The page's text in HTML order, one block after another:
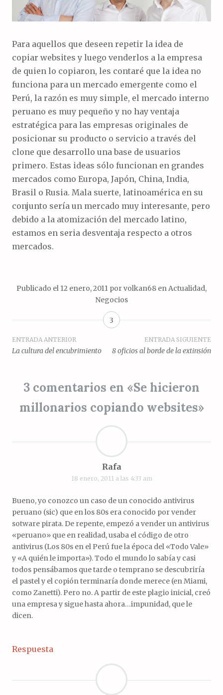
Para aquellos que deseen repetir la idea de
copiar websites y luego venderlos a la empresa
de quien lo copiaron, les contaré que la idea no
funciona para un mercado emergente como el
Perú, la razón es muy simple, el mercado interno
peruano es muy pequeño y no hay ventaja
estratégica para las empresas originales de
posicionar su producto o servicio a través del
clone que desarrollo una base de usuarios
primero. Estas ideas sólo funcionan en grandes
mercados como Europa, Japón, China, India,
Brasil o Rusia. Mala suerte, latinoamérica en su
conjunto sería un mercado muy interesante, pero
debido a la atomización del mercado latino,
estamos en seria desventaja respecto a otros
mercados.
Publicado el 12 enero, 2011 porvolkan68 enActualidad,
Negocios
3
Navegación
entradas
ENTRADA ANTERIOR
La cultura del encubrimiento
ENTRADA SIGUIENTE
8 oficios al borde de la extinsión
3 comentarios en «Se hicieron
millonarios copiando websites»
Rafa
18 enero, 2011 a las 4:33 am
Bueno, yo conozco un caso de un conocido antivirus
peruano (sic) que en los 80s era conocido por vender
sotware pirata. De repente, empezó a vender un antivirus
«peruano» que en realidad, usaba el código de otro
antivirus (Los 80s en el Perú fue la época del «Todo Vale»
y «A quién le importa»). Todo el mundo lo sabía y casi
todos pensábamos que tarde o temprano se descubriría
el pastel y el copión terminaría donde merece (en Miami,
como Zanetti). Pero no. A partir de este plagio inicial, creó
una empresa y sigue hasta ahora…impunidad, que le
dicen.
Respuesta